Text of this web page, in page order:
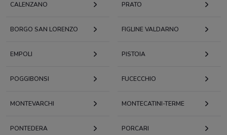
CALENZANO PRATO
BORGO SAN LORENZO FIGLINE VALDARNO
EMPOLI PISTOIA
POGGIBONSI FUCECCHIO
MONTEVARCHI MONTECATINI-TERME
PONTEDERA PORCARI